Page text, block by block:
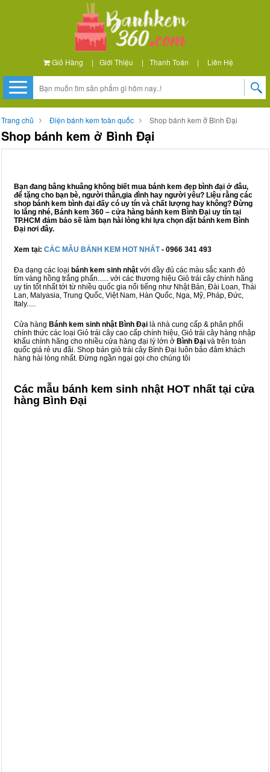
Giỏ Hàng | Giới Thiệu | Thanh Toán | Liên Hệ
Trang chủ Điện bánh kem toàn quốc Shop bánh kem ở Bình Đại
Shop bánh kem ở Bình Đại
Bạn đang bâng khuâng không biết mua bánh kem đẹp bình đại ở đâu,
để tặng cho bạn bè, người thân,gia đình hay người yêu? Liệu rằng các
shop bánh kem bình đại đấy có uy tín và chất lượng hay không? Đừng
lo lắng nhé, Bánh kem 360 – cửa hàng bánh kem Bình Đại uy tín tại
TP.HCM đảm bảo sẽ làm bạn hài lòng khi lựa chọn đặt bánh kem Bình
Đại nơi đây.
Xem tại: CÁC MẪU BÁNH KEM HOT NHẤT- 0966 341 493
Đa dạng các loại bánh kem sinh nhật với đầy đủ các màu sắc xanh đỏ
tím vàng hồng trắng phấn...... với các thương hiệu Giỏ trái cây chính hãng
uy tín tốt nhất tới từ nhiều quốc gia nổi tiếng như Nhật Bản, Đài Loan, Thái
Lan, Malyasia, Trung Quốc, Việt Nam, Hàn Quốc, Nga, Mỹ, Pháp, Đức,
Italy.....
Cửa hàng Bánh kem sinh nhật Bình Đại là nhà cung cấp & phân phối
chính thức các loại Giỏ trái cây cao cấp chính hiệu, Giỏ trái cây hàng nhập
khẩu chính hãng cho nhiều cửa hàng đại lý lớn ở Bình Đại và trên toàn
quốc giá rẻ ưu đãi. Shop bán giỏ trái cây Bình Đại luôn bảo đảm khách
hàng hài lòng nhất. Đừng ngần ngại gọi cho chúng tôi
Các mẫu bánh kem sinh nhật HOT nhất tại cửa
hàng Bình Đại